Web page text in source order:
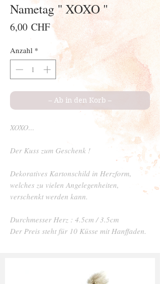
Nametag " XOXO "
6,00 CHFPreis
Anzahl *
– Ab in den Korb –
XOXO...
Der Kuss zum Geschenk !
Dekoratives Kartonschild in Herzform,
welches zu vielen Angelegenheiten,
verschenkt werden kann.
Durchmesser Herz : 4.5cm / 3.5cm
Der Preis steht für 10 Küsse mit Hanffaden.